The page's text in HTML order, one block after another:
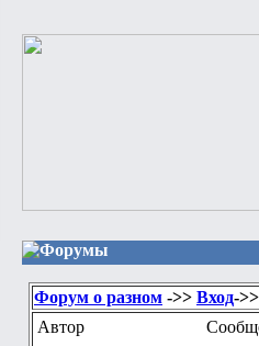
Форумы
Форум о разном ->> Вход-
Автор